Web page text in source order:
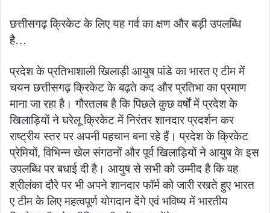
छत्तीसगढ़ क्रिकेट के लिए यह गर्व का क्षण और बड़ी उपलब्धि
है…
प्रदेश के प्रतिभाशाली खिलाड़ी आयुष पांडे का भारत ए टीम में
चयन छत्तीसगढ़ क्रिकेट के बढ़ते कद और प्रतिभा का प्रमाण
माना जा रहा है। गौरतलब है कि पिछले कुछ वर्षों में प्रदेश के
खिलाड़ियों ने घरेलू क्रिकेट में निरंतर शानदार प्रदर्शन कर
राष्ट्रीय स्तर पर अपनी पहचान बना रहे हैं। प्रदेश के क्रिकेट
प्रेमियों, विभिन्न खेल संगठनों और पूर्व खिलाड़ियों ने आयुष के इस
उपलब्धि पर बधाई दी है। आयुष से सभी को उम्मीद है कि वह
श्रीलंका दौरे पर भी अपने शानदार फॉर्म को जारी रखते हुए भारत
ए टीम के लिए महत्वपूर्ण योगदान देंगे एवं भविष्य में भारतीय